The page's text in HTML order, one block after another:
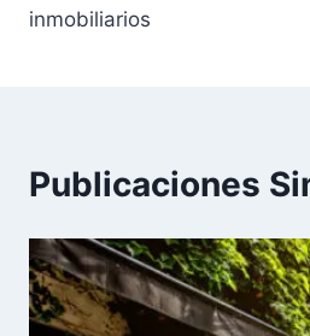
inmobiliarios
Publicaciones